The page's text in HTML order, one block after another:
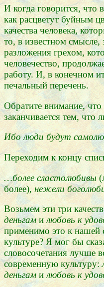
И когда говорится,
как расцветут буйным
качества человека,
то, в известном смысле,
разложения грехом,
человечество,
работу. И, в конечном
печальный перечень.
Обратите внимание, что
заканчивается тем,
Ибо люди будут
Переходим к концу
…более сластолюбивы
более), нежели
Возьмем эти три
деньгам илюбовь к
применимо это к нашей
культуре? Я мог бы
словосочетания лучше
современную культуру:
деньгам илюбовь к